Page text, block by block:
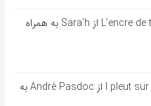
آهنگ فرانسوی L’encre de tes yeux از Sara’h به همراه
آهنگ فرانسوی l pleut sur la route از André Pasdoc به